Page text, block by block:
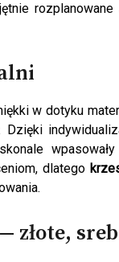
w dotyku
dlatego
złote,